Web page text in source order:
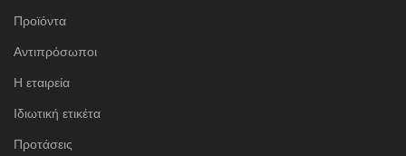
Προϊόντα
Αντιπρόσωποι
Η εταιρεία
Ιδιωτική ετικέτα
Προτάσεις